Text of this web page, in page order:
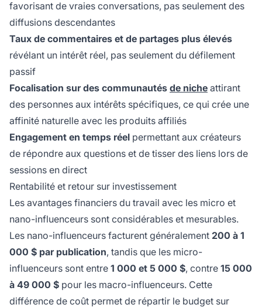
favorisant de vraies conversations, pas seulement des
diffusions descendantes
Taux de commentaires et de partages plus élevés
révélant un intérêt réel, pas seulement du défilement
passif
Focalisation sur des communautés de niche attirant
des personnes aux intérêts spécifiques, ce qui crée une
affinité naturelle avec les produits affiliés
Engagement en temps réel permettant aux créateurs
de répondre aux questions et de tisser des liens lors de
sessions en direct
Rentabilité et retour sur investissement
Les avantages financiers du travail avec les micro et
nano-influenceurs sont considérables et mesurables.
Les nano-influenceurs facturent généralement 200 à 1
000 $ par publication, tandis que les micro-
influenceurs sont entre 1 000 et 5 000 $, contre 15 000
à 49 000 $ pour les macro-influenceurs. Cette
différence de coût permet de répartir le budget sur